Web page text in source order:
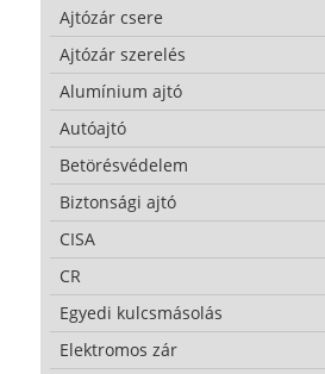
Ajtózár csere
Ajtózár szerelés
Alumínium ajtó
Autóajtó
Betörésvédelem
Biztonsági ajtó
CISA
CR
Egyedi kulcsmásolás
Elektromos zár